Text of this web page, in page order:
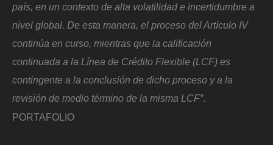
país, en un contexto de alta volatilidad e incertidumbre a
nivel global. De esta manera, el proceso del Artículo IV
continúa en curso, mientras que la calificación
continuada a la Línea de Crédito Flexible (LCF) es
contingente a la conclusión de dicho proceso y a la
revisión de medio término de la misma LCF”.
PORTAFOLIO